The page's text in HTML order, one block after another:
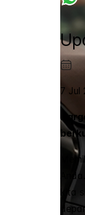
7 Jul
kita